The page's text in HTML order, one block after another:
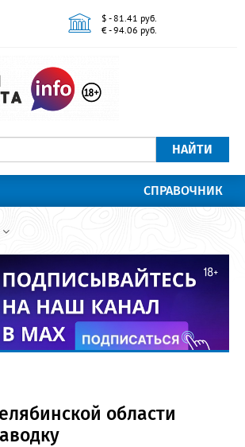
$ - 81.41 руб.
€ - 94.06 руб.
НАЙТИ
СПРАВОЧНИК
области